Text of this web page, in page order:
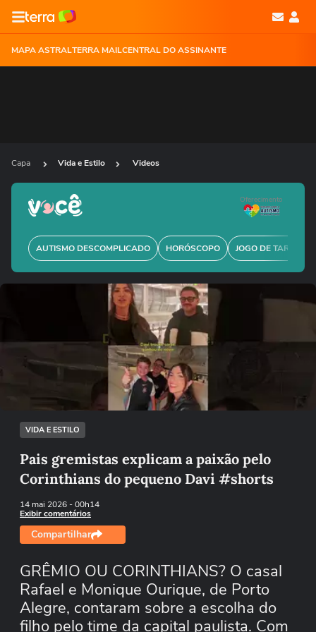
MAPA ASTRALTERRA MAILCENTRAL DO ASSINANTE
Capa Vida e Estilo Videos
AUTISMO DESCOMPLICADO HORÓSCOPO JOGO DE TARÔ
Oferecimento
Não foi possível reproduzir o vídeo
Tentar novamente
VIDA E ESTILO
Pais gremistas explicam a paixão pelo
Corinthians do pequeno Davi #shorts
14 mai 2026- 00h14
Exibir comentários
Compartilhar
GRÊMIO OU CORINTHIANS? O casal
Rafael e Monique Ourique, de Porto
Alegre, contaram sobre a escolha do
filho pelo time da capital paulista. Com